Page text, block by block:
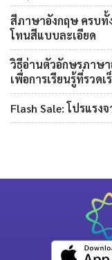
สีภาษาอังกฤษ ครบ
โทนสีแบบละเอียด
วิธีอ่านตัวอักษรภาษ
เพื่อการเรียนรู้ที่รวด
Flash Sale: โปรแรง